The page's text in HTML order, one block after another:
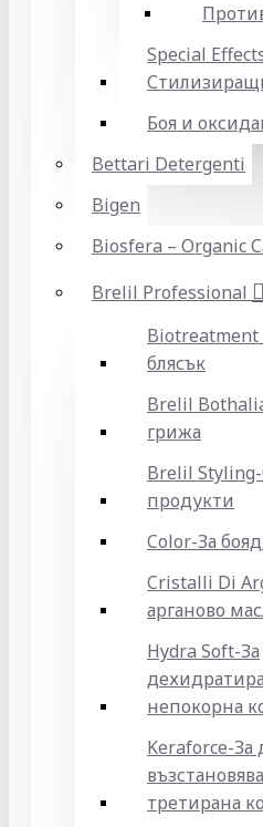
Special
Боя и
Bettari Detergenti
Bigen
Biosfera – Organic
Brelil Professional
Biotreatment
блясък
Brelil
грижа
Brelil
продукти
Color-За
Cristalli Di
арганово
Hydra Soft-За
непокорна
Keraforce-За
третирана